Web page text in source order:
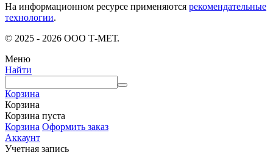
На информационном ресурсе применяются рекомендательные
технологии.
© 2025 - 2026 ООО Т-МЕТ.
Меню
Найти
Корзина
Корзина
Корзина пуста
Корзина Оформить заказ
Аккаунт
Учетная запись